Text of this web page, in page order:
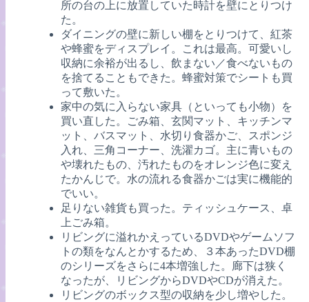
所の台の上に放置していた時計を壁にとりつけ
た。
ダイニングの壁に新しい棚をとりつけて、紅茶
や蜂蜜をディスプレイ。これは最高。可愛いし
収納に余裕が出るし、飲まない／食べないもの
を捨てることもできた。蜂蜜対策でシートも買
って敷いた。
家中の気に入らない家具（といっても小物）を
買い直した。ごみ箱、玄関マット、キッチンマ
ット、バスマット、水切り食器かご、スポンジ
入れ、三角コーナー、洗濯カゴ。主に青いもの
や壊れたもの、汚れたものをオレンジ色に変え
たかんじで。水の流れる食器かごは実に機能的
でいい。
足りない雑貨も買った。ティッシュケース、卓
上ごみ箱。
リビングに溢れかえっているDVDやゲームソフ
トの類をなんとかするため、３本あったDVD棚
のシリーズをさらに4本増強した。廊下は狭く
なったが、リビングからDVDやCDが消えた。
リビングのボックス型の収納を少し増やした。